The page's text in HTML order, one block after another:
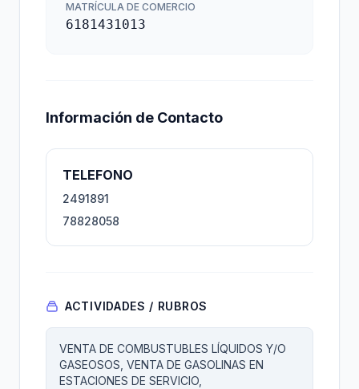
MATRÍCULA DE COMERCIO
6181431013
Información de Contacto
TELEFONO
2491891
78828058
ACTIVIDADES / RUBROS
VENTA DE COMBUSTUBLES LÍQUIDOS Y/O
GASEOSOS, VENTA DE GASOLINAS EN
ESTACIONES DE SERVICIO,